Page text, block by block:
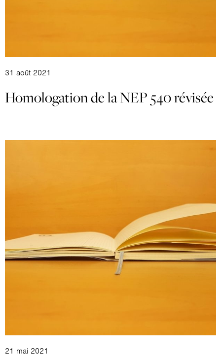
31 août 2021
Homologation de la NEP 540 révisée
21 mai 2021